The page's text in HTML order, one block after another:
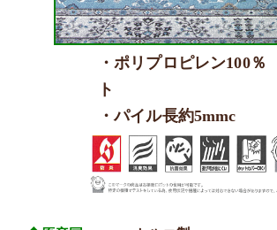
・ポリプロピレン100
ト
・パイル長約5mmc